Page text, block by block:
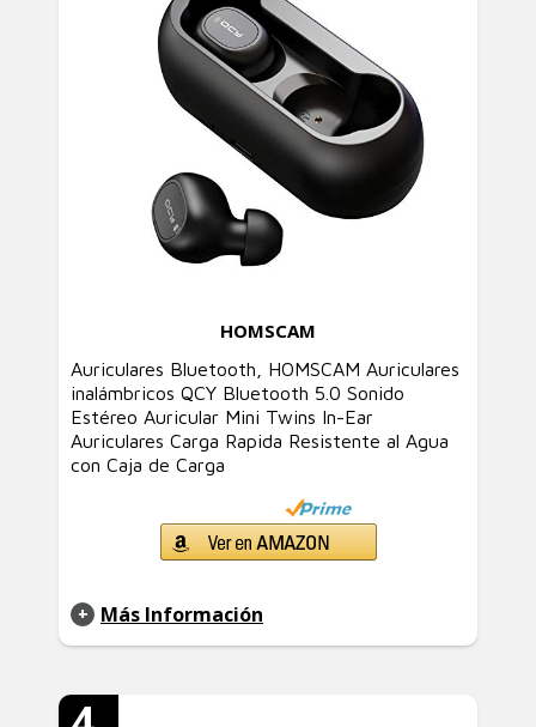
HOMSCAM
Auriculares Bluetooth, HOMSCAM Auriculares
inalámbricos QCY Bluetooth 5.0 Sonido
Estéreo Auricular Mini Twins In-Ear
Auriculares Carga Rapida Resistente al Agua
con Caja de Carga
Más Información